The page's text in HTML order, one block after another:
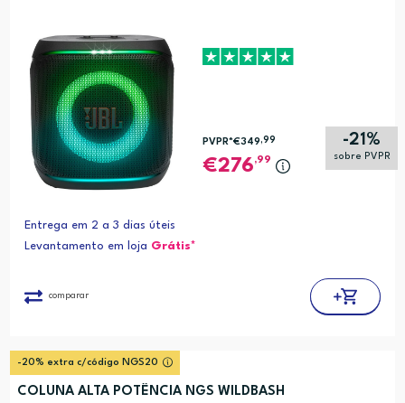
-21%
sobre PVPR
PVPR*€349,99
276,99
Entrega em 2 a 3 dias úteis
Levantamento em loja Grátis*
comparar
-20% extra c/código NGS20
COLUNA ALTA POTÊNCIA NGS WILDBASH